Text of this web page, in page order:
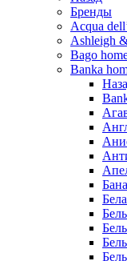
Бренды
Acqua
Ashleigh
Bago
Banka